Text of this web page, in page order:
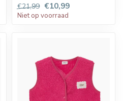
€21,99 €10,99
Niet op voorraad